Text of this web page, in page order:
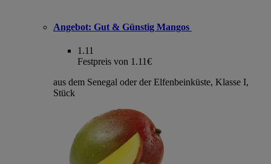
Angebot: Gut & Günstig Mangos
1.11
Festpreis von 1.11€
aus dem Senegal oder der Elfenbeinküste, Klasse I,
Stück